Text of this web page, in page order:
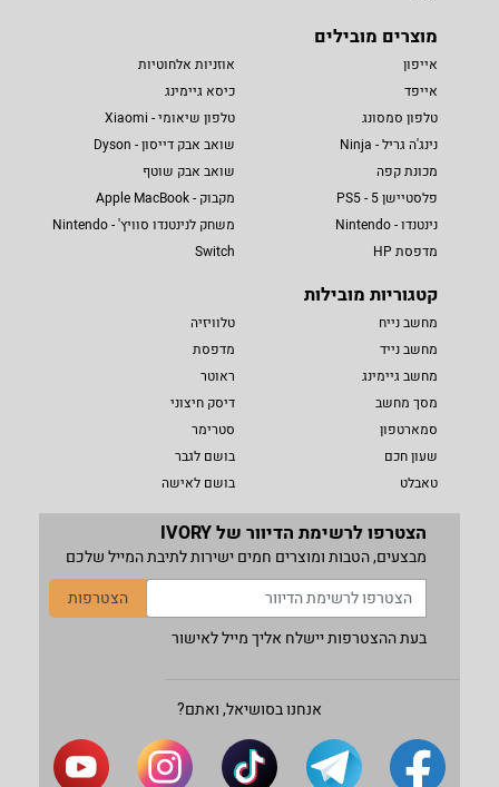
מוצרים מובילים
אייפון
אייפד
טלפון סמסונג
נינג'ה גריל - Ninja
מכונת קפה
פלסטיישן 5 - PS5
נינטנדו - Nintendo
מדפסת HP
אוזניות אלחוטיות
כיסא גיימינג
טלפון שיאומי - Xiaomi
שואב אבק דייסון - Dyson
שואב אבק שוטף
מקבוק - Apple MacBook
משחק לנינטנדו סוויץ' - Nintendo
Switch
קטגוריות מובילות
מחשב נייח
מחשב נייד
מחשב גיימינג
מסך מחשב
סמארטפון
שעון חכם
טאבלט
טלוויזיה
מדפסת
ראוטר
דיסק חיצוני
סטרימר
בושם לגבר
בושם לאישה
הצטרפו לרשימת הדיוור של IVORY
מבצעים, הטבות ומוצרים חמים ישירות לתיבת המייל שלכם
הצטרפות
בעת ההצטרפות יישלח אליך מייל לאישור
אנחנו בסושיאל, ואתם?